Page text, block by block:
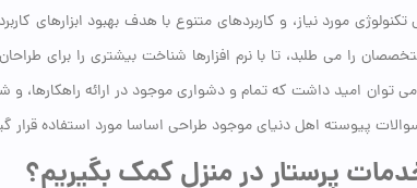
تکنولوژی مورد نیاز، و کاربردهای متنوع با هدف بهبود
را می طلبد، تا با نرم افزارها شناخت بیشتری را برای
توان امید داشت که تمام و دشواری موجود در ارائه راهکارها،
پیوسته اهل دنیای موجود طراحی اساسا مورد استفاده قرار
پرستار در منزل کمک بگیریم؟